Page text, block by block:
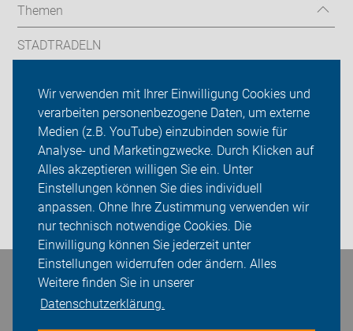
Wir verwenden mit Ihrer Einwilligung Cookies und
verarbeiten personenbezogene Daten, um externe
Medien (z.B. YouTube) einzubinden sowie für
Analyse- und Marketingzwecke. Durch Klicken auf
Alles akzeptieren willigen Sie ein. Unter
Einstellungen können Sie dies individuell
anpassen. Ohne Ihre Zustimmung verwenden wir
nur technisch notwendige Cookies. Die
Einwilligung können Sie jederzeit unter
Einstellungen widerrufen oder ändern. Alles
Weitere finden Sie in unserer
Datenschutzerklärung.
Themen
STADTRADELN
ADFC Hamburg
Sei dabei
Presse
Login
Bleiben Sie in Kontakt